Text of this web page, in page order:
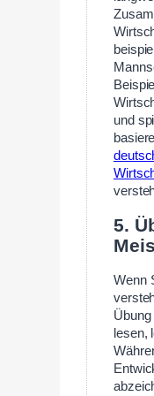
und
5.
Wenn
lesen,